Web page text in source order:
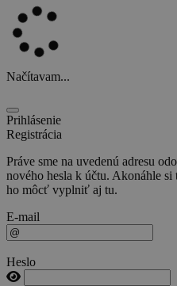
Načítavam...
Prihlásenie
Registrácia
Práve sme na uvedenú adresu
nového hesla k účtu. Akonáhle si
ho môcť vyplniť aj tu.
E-mail
Heslo